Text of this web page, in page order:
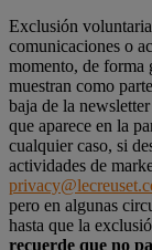
Exclusión
comunicaciones o
momento, de forma
muestran como
baja de la
que aparece en la
cualquier caso, si
actividades de
pero en algunas
hasta que la
recuerde que no